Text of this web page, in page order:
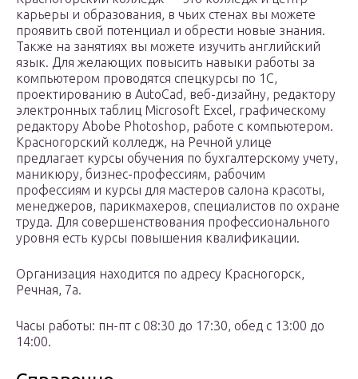
карьеры и образования, в чьих стенах вы можете
проявить свой потенциал и обрести новые знания.
Также на занятиях вы можете изучить английский
язык. Для желающих повысить навыки работы за
компьютером проводятся спецкурсы по 1С,
проектированию в AutoCad, веб-дизайну, редактору
электронных таблиц Microsoft Excel, графическому
редактору Abobe Photoshop, работе с компьютером.
Красногорский колледж, на Речной улице
предлагает курсы обучения по бухгалтерскому учету,
маникюру, бизнес-профессиям, рабочим
профессиям и курсы для мастеров салона красоты,
менеджеров, парикмахеров, специалистов по охране
труда. Для совершенствования профессионального
уровня есть курсы повышения квалификации.
Организация находится по адресу Красногорск,
Речная, 7а.
Часы работы: пн-пт с 08:30 до 17:30, обед с 13:00 до
14:00.